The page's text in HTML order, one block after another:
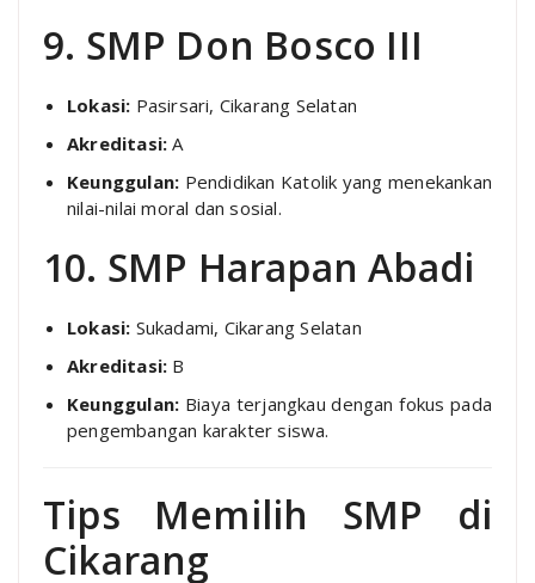
9. SMP Don Bosco III
Lokasi: Pasirsari, Cikarang Selatan
Akreditasi: A
Keunggulan: Pendidikan Katolik yang menekankan
nilai-nilai moral dan sosial.
10. SMP Harapan Abadi
Lokasi: Sukadami, Cikarang Selatan
Akreditasi: B
Keunggulan: Biaya terjangkau dengan fokus pada
pengembangan karakter siswa.
Tips Memilih SMP di
Cikarang